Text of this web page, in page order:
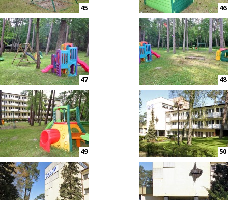
45 46
47 48
49 50